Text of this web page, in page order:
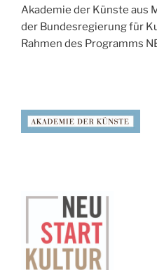
Akademie der Künste aus
der Bundesregierung für
Rahmen des Programms